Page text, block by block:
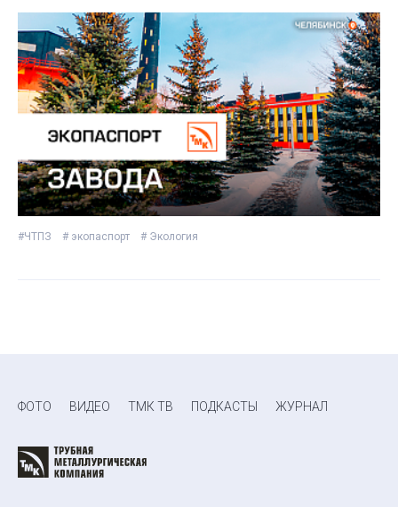
#ЧТПЗ # экопаспорт # Экология
ФОТО ВИДЕО ТМК ТВ ПОДКАСТЫ ЖУРНАЛ